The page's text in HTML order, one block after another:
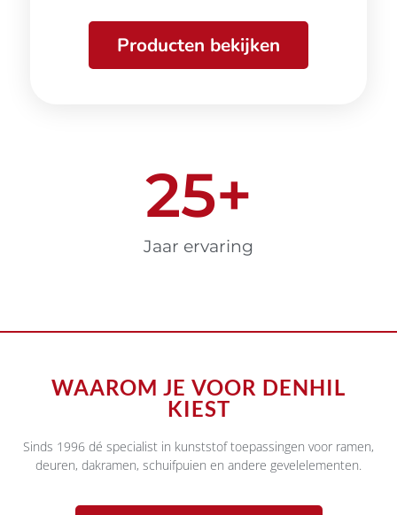
Producten bekijken
Jaar ervaring
25+
WAAROM JE VOOR DENHIL
KIEST
Sinds 1996 dé specialist in kunststof toepassingen voor ramen,
deuren, dakramen, schuifpuien en andere gevelelementen.